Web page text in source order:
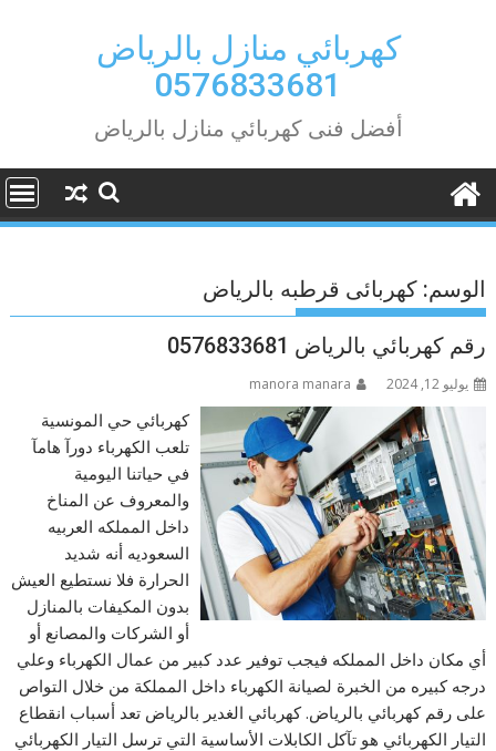
كهربائي منازل بالرياض
0576833681
أفضل فنى كهربائي منازل بالرياض
الوسم:كهربائى قرطبه بالرياض
رقم كهربائي بالرياض 0576833681
يوليو 12, 2024 manora manara
كهربائي حي المونسية
تلعب الكهرباء دورآ هامآ
في حياتنا اليومية
والمعروف عن المناخ
داخل المملكه العربيه
السعوديه أنه شديد
الحرارة فلا نستطيع العيش
بدون المكيفات بالمنازل
أو الشركات والمصانع أو
أي مكان داخل المملكه فيجب توفير عدد كبير من عمال الكهرباء وعلي
درجه كبيره من الخبرة لصيانة الكهرباء داخل المملكة من خلال التواص
على رقم كهربائي بالرياض. كهربائي الغدير بالرياض تعد أسباب انقطاع
التيار الكهربائي هو تآكل الكابلات الأساسية التي ترسل التيار الكهربائي